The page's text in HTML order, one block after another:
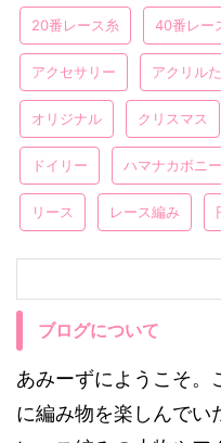
20番レース糸 40番レー
アクセサリー アクリル
オリジナル クリスマス
ドイリー ハマナカボニー
リース レース編み
ブログについて
あみーずにようこそ。
に編み物を楽しんでい